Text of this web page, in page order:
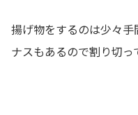
揚げ物をするのは少々
ナスもあるので割り切っ